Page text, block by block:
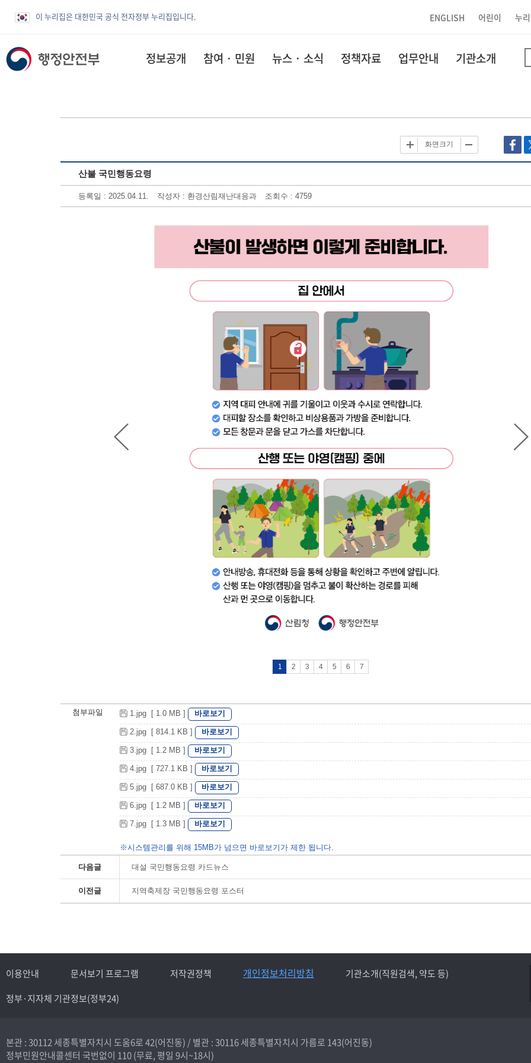
이 누리집은 대한민국 공식 전자정부 누리집입니다. ENGLISH 어린이 누
정보공개 참여 · 민원 뉴스 · 소식 정책자료 업무안내 기관소개
화면크기
산불 국민행동요령
등록일 : 2025.04.11. 작성자 : 환경산림재난대응과 조회수 : 4759
1 2 3 4 5 6 7
첨부파일 1.jpg [ 1.0 MB ] 바로보기
2.jpg [ 814.1 KB ] 바로보기
3.jpg [ 1.2 MB ] 바로보기
4.jpg [ 727.1 KB ] 바로보기
5.jpg [ 687.0 KB ] 바로보기
6.jpg [ 1.2 MB ] 바로보기
7.jpg [ 1.3 MB ] 바로보기
※시스템관리를 위해 15MB가 넘으면 바로보기가 제한 됩니다.
다음글 대설 국민행동요령 카드뉴스
이전글 지역축제장 국민행동요령 포스터
이용안내 문서보기 프로그램 저작권정책 개인정보처리방침
기관소개(직원검색, 약도 등)
정부·지자체 기관정보(정부24)
본관 : 30112 세종특별자치시 도움6로 42(어진동) /별관 : 30116 세종특별자치시 가름로 143(어진동)
정부민원안내콜센터 국번없이 110(무료, 평일 9시~18시)